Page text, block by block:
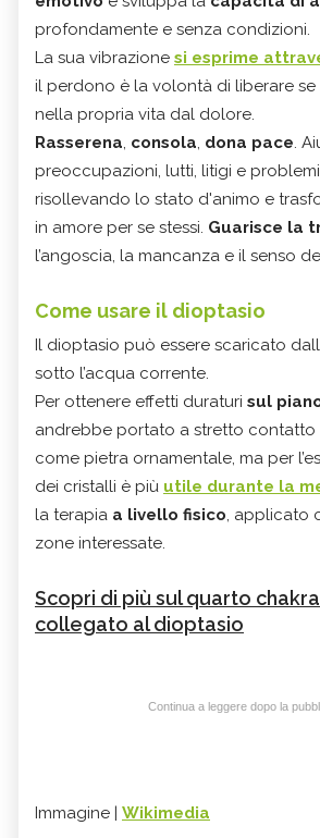
profondamente e senza condizioni.
La sua vibrazione si esprime
il perdono è la volontà di liberare se
nella propria vita dal dolore.
Rasserena, consola, dona pace.
preoccupazioni, lutti, litigi e problemi
risollevando lo stato d'animo e
in amore per se stessi. Guarisce la
l’angoscia, la mancanza e il senso
Come usare il dioptasio
Il dioptasio può essere scaricato
sotto l’acqua corrente.
Per ottenere effetti duraturi sul
andrebbe portato a stretto
come pietra ornamentale, ma per
dei cristalli è più utile durante la
la terapia a livello fisico, applicato
zone interessate.
Scopri di più sul quarto
collegato al dioptasio
Continua a leggere dopo la
Immagine | Wikimedia